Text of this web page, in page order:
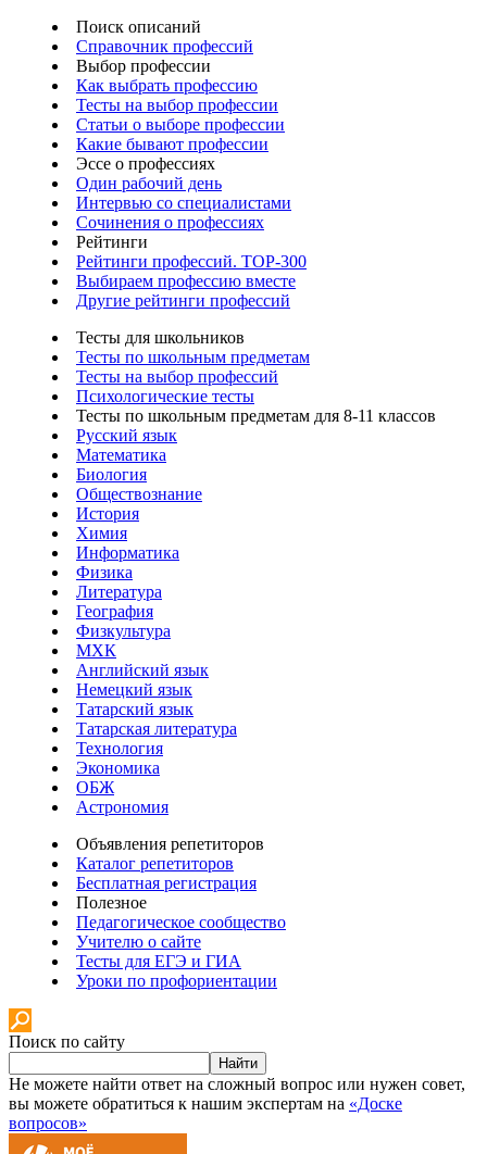
Поиск описаний
Справочник профессий
Выбор профессии
Как выбрать профессию
Тесты на выбор профессии
Статьи о выборе профессии
Какие бывают профессии
Эссе о профессиях
Один рабочий день
Интервью со специалистами
Сочинения о профессиях
Рейтинги
Рейтинги профессий. TOP-300
Выбираем профессию вместе
Другие рейтинги профессий
Тесты для школьников
Тесты по школьным предметам
Тесты на выбор профессий
Психологические тесты
Тесты по школьным предметам для 8-11 классов
Русский язык
Математика
Биология
Обществознание
История
Химия
Информатика
Физика
Литература
География
Физкультура
МХК
Английский язык
Немецкий язык
Татарский язык
Татарская литература
Технология
Экономика
ОБЖ
Астрономия
Объявления репетиторов
Каталог репетиторов
Бесплатная регистрация
Полезное
Педагогическое сообщество
Учителю о сайте
Тесты для ЕГЭ и ГИА
Уроки по профориентации
Поиск по сайту
Найти
Не можете найти ответ на сложный вопрос или нужен совет,
вы можете обратиться к нашим экспертам на «Доске
вопросов»